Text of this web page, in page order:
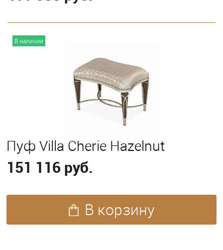
В наличии
Пуф Villa Cherie Hazelnut
151 116 руб.
В корзину